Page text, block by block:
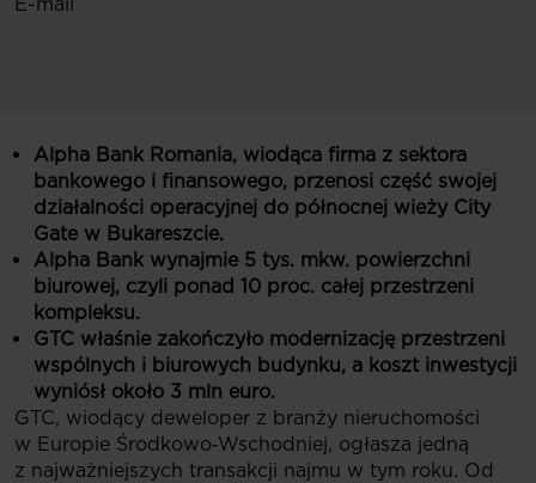
Alpha Bank Romania, wiodąca firma z sektora
bankowego i finansowego, przenosi część swojej
działalności operacyjnej do północnej wieży City
Gate w Bukareszcie.
Alpha Bank wynajmie 5 tys. mkw. powierzchni
biurowej, czyli ponad 10 proc. całej przestrzeni
kompleksu.
GTC właśnie zakończyło modernizację przestrzeni
wspólnych i biurowych budynku, a koszt inwestycji
wyniósł około 3 mln euro.
GTC, wiodący deweloper z branży nieruchomości
w Europie Środkowo‑Wschodniej, ogłasza jedną
z najważniejszych transakcji najmu w tym roku. Od